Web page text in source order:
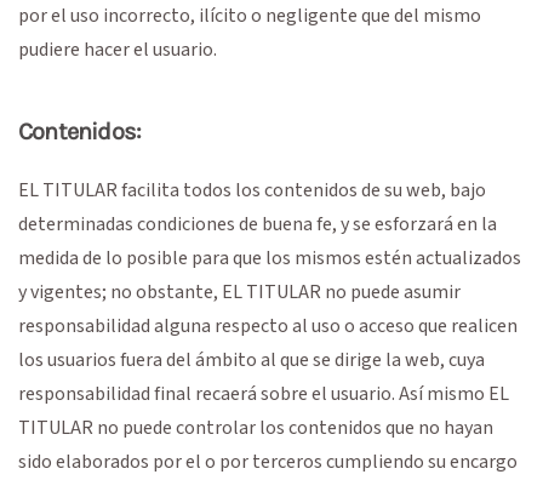
por el uso incorrecto, ilícito o negligente que del mismo
pudiere hacer el usuario.
Contenidos:
EL TITULAR facilita todos los contenidos de su web, bajo
determinadas condiciones de buena fe, y se esforzará en la
medida de lo posible para que los mismos estén actualizados
y vigentes; no obstante, EL TITULAR no puede asumir
responsabilidad alguna respecto al uso o acceso que realicen
los usuarios fuera del ámbito al que se dirige la web, cuya
responsabilidad final recaerá sobre el usuario. Así mismo EL
TITULAR no puede controlar los contenidos que no hayan
sido elaborados por el o por terceros cumpliendo su encargo